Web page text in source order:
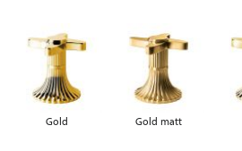
Gold Gold matt